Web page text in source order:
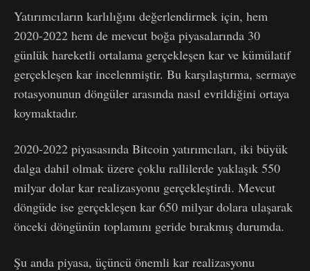
Yatırımcıların karlılığını değerlendirmek için, hem
2020-2022 hem de mevcut boğa piyasalarında 30
günlük hareketli ortalama gerçekleşen kar ve kümülatif
gerçekleşen kar incelenmiştir. Bu karşılaştırma, sermaye
rotasyonunun döngüler arasında nasıl evrildiğini ortaya
koymaktadır.
2020-2022 piyasasında Bitcoin yatırımcıları, iki büyük
dalga dahil olmak üzere çoklu rallilerde yaklaşık 550
milyar dolar kar realizasyonu gerçekleştirdi. Mevcut
döngüde ise gerçekleşen kar 650 milyar dolara ulaşarak
önceki döngünün toplamını geride bırakmış durumda.
Şu anda piyasa, üçüncü önemli kar realizasyonu